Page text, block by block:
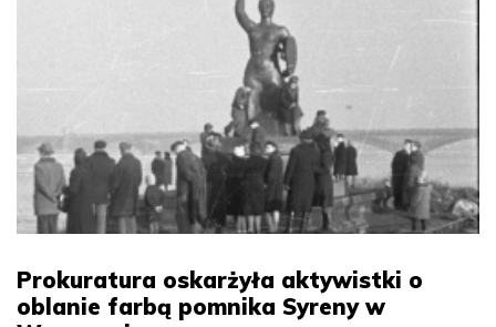
Prokuratura oskarżyła aktywistki o
oblanie farbą pomnika Syreny w